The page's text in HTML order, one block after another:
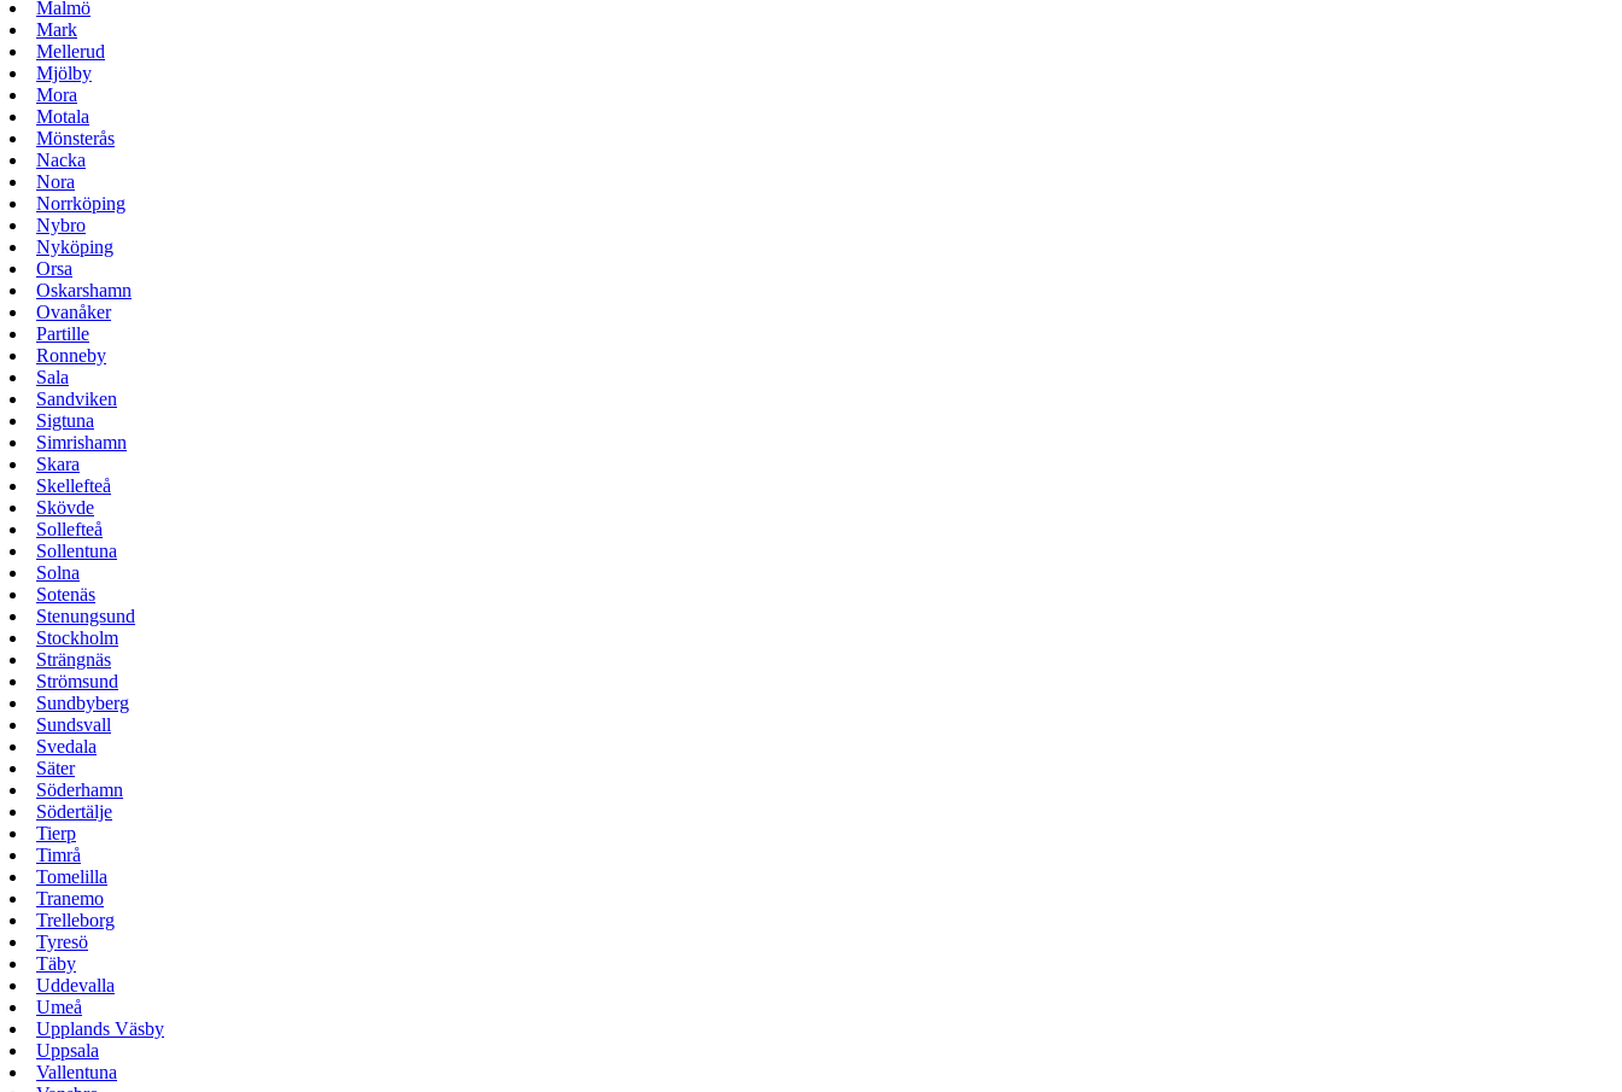
Malmö
Mark
Mellerud
Mjölby
Mora
Motala
Mönsterås
Nacka
Nora
Norrköping
Nybro
Nyköping
Orsa
Oskarshamn
Ovanåker
Partille
Ronneby
Sala
Sandviken
Sigtuna
Simrishamn
Skara
Skellefteå
Skövde
Sollefteå
Sollentuna
Solna
Sotenäs
Stenungsund
Stockholm
Strängnäs
Strömsund
Sundbyberg
Sundsvall
Svedala
Säter
Söderhamn
Södertälje
Tierp
Timrå
Tomelilla
Tranemo
Trelleborg
Tyresö
Täby
Uddevalla
Umeå
Upplands Väsby
Uppsala
Vallentuna